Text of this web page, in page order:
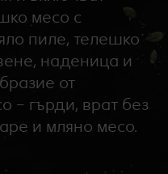
месо с
пиле, телешко
наденица и
от
– гърди, врат без
и мляно месо.